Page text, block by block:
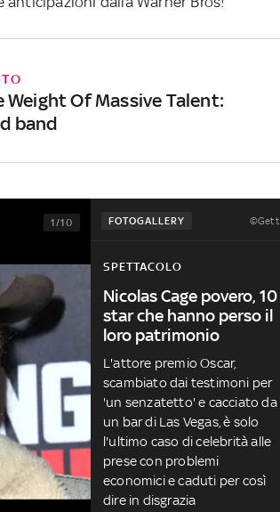
Weight Of Massive Talent:
band
FOTOGALLERY
1/10
SPETTACOLO
Nicolas Cage povero, 10
star che hanno perso il
loro patrimonio
L'attore premio Oscar,
scambiato dai testimoni per
'un senzatetto' e cacciato da
un bar di Las Vegas, è solo
l'ultimo caso di celebrità alle
prese con problemi
economici e caduti per così
dire in disgrazia